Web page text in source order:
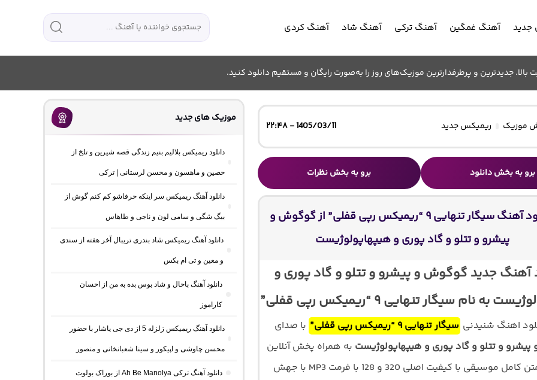
جدید آهنگ غمگین آهنگ ترکی آهنگ شاد آهنگ کردی
جدیدترین و پرطرفدارترین موزیک‌های روز را به‌صورت رایگان و مستقیم دانلود کنید.
موزیک ریمیکس جدید 1405/03/11 - ۲۲:۴۸
برو به بخش دانلود برو به بخش نظرات
دانلود آهنگ سیگار تنهایی ۹ “ریمیکس رپی قفلی” از گوگوش و
پیشرو و تتلو و گاد پوری و هیپهاپولوژیست
آهنگ جدید گوگوش و پیشرو و تتلو و گاد پوری و
به نام سیگار تنهایی ۹ “ریمیکس رپی قفلی”
اهنگ شنیدنی سیگار تنهایی ۹ “ریمیکس رپی قفلی”
با صدای
و تتلو و گاد پوری و هیپهاپولوژیست به همراه پخش آنلاین
ترانه و متن کامل موسیقی با کیفیت اصلی 320 و 128 با فرمت MP3 با جهش
موزیک های جدید
دانلود ریمیکس بلالیم بنیم زندگی قصه شیرین و تلخ از
حصین و ماهسون و محسن لرستانی | ترکی
دانلود آهنگ ریمیکس سر اینکه حرفاشو کم کنم گوش از
بیگ شگی و سامی لون و ناجی و طاهاس
دانلود آهنگ ریمیکس شاد بندری تریبال آخر هفته از سندی
و معین و تی ام بکس
دانلود آهنگ باحال و شاد بوس بده به من از احسان
کاراموز
دانلود آهنگ ریمیکس زلزله 5 از دی جی یاشار با حضور
محسن چاوشی و اپیکور و سینا شعبانخانی و منصور
دانلود آهنگ ترکی Ah Be Manolya از بوراک بولوت